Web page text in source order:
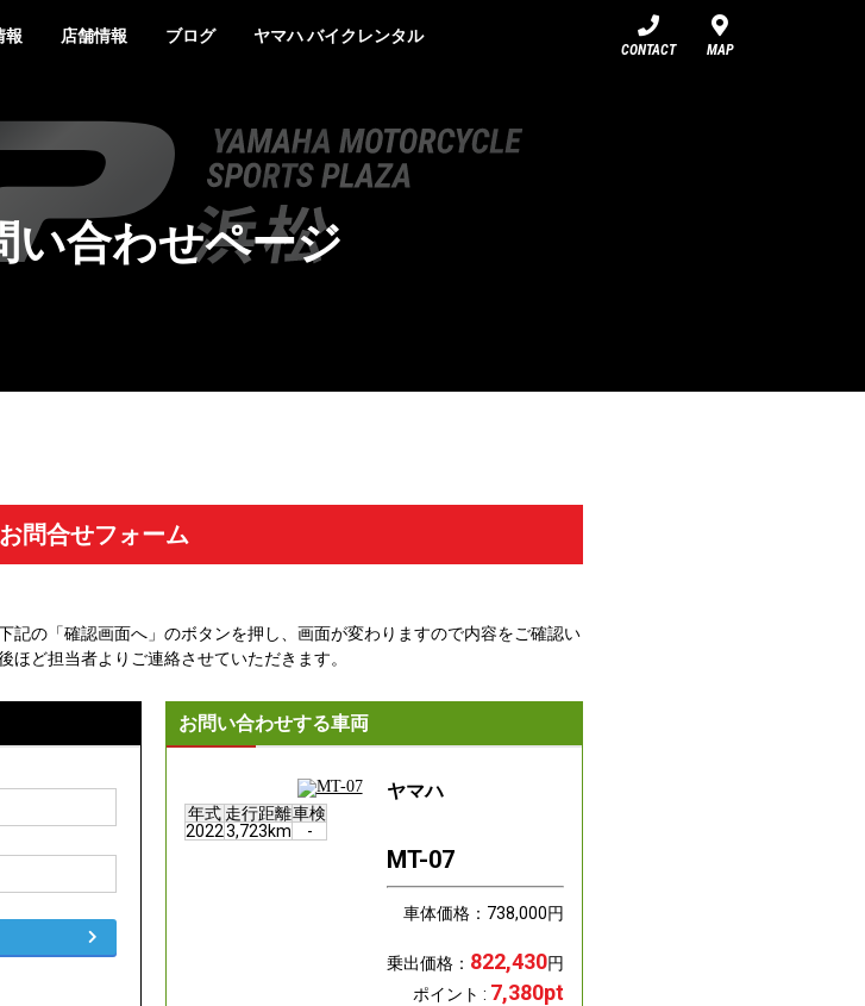
報 店舗情報 ブログ ヤマハ バイクレンタル
CONTACT MAP
い合わせページ
問合せフォーム
記の「確認画面へ」のボタンを押し、画面が変わりますので内容をご確認い
ど担当者よりご連絡させていただきます。
お問い合わせする車両
年式 走行距離車検
20223,723km -
ヤマハ
MT-07
車体価格： 738,000円
乗出価格： 822,430円
ポイント : 7,380pt